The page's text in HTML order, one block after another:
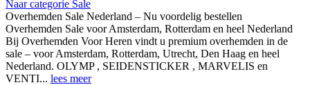
Naar categorie Sale
Overhemden Sale Nederland – Nu voordelig bestellen
Overhemden Sale voor Amsterdam, Rotterdam en heel Nederland
Bij Overhemden Voor Heren vindt u premium overhemden in de
sale – voor Amsterdam, Rotterdam, Utrecht, Den Haag en heel
Nederland. OLYMP , SEIDENSTICKER , MARVELIS en
VENTI... lees meer